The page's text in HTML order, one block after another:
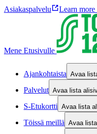
Asiakaspalvelu Learn more
Mene Etusivulle
Ajankohtaista Avaa
Palvelut Avaa lista
S-Etukortti Avaa lista
Töissä meillä Avaa